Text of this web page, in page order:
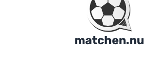
matchen.nu